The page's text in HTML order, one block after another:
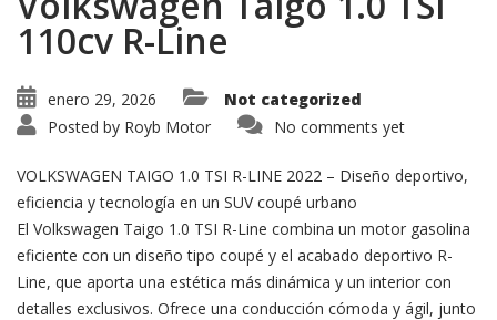
110cv R-Line
enero 29, 2026
Not categorized
Posted by Royb Motor No comments yet
VOLKSWAGEN TAIGO 1.0 TSI R-LINE 2022 – Diseño deportivo,
eficiencia y tecnología en un SUV coupé urbano
El Volkswagen Taigo 1.0 TSI R-Line combina un motor gasolina
eficiente con un diseño tipo coupé y el acabado deportivo R-
Line, que aporta una estética más dinámica y un interior con
detalles exclusivos. Ofrece una conducción cómoda y ágil, junto